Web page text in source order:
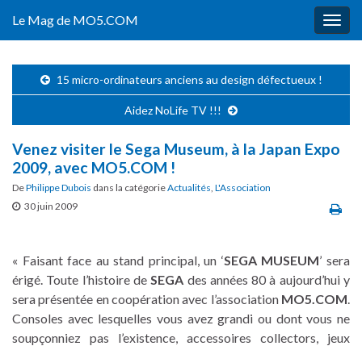
Le Mag de MO5.COM
15 micro-ordinateurs anciens au design défectueux !
Aidez NoLife TV !!!
Venez visiter le Sega Museum, à la Japan Expo
2009, avec MO5.COM !
DePhilippe Dubois dans la catégorieActualités, L'Association
30 juin 2009
« Faisant face au stand principal, un ‘SEGA MUSEUM’ sera
érigé. Toute l’histoire deSEGA des années 80 à aujourd’hui y
sera présentée en coopération avec l’association MO5.COM.
Consoles avec lesquelles vous avez grandi ou dont vous ne
soupçonniez pas l’existence, accessoires collectors, jeux